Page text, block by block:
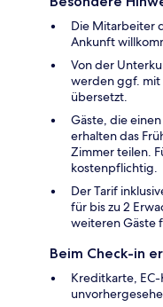
Die Mitarbeiter
Ankunft
Von der
werden ggf. mit
übersetzt.
Gäste, die
erhalten das
Zimmer teilen.
kostenpflichtig.
Der Tarif
für bis zu 2
weiteren Gäste
Beim Check-in
Kreditkarte,